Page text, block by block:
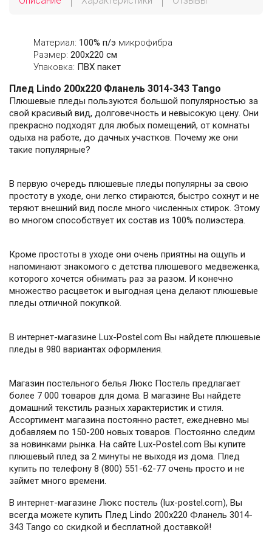
Материал: 100% п/э микрофибра
Размер: 200х220 см
Упаковка: ПВХ пакет
Плед Lindo 200х220 Фланель 3014-343 Tango
Плюшевые пледы пользуются большой популярностью за
свой красивый вид, долговечность и невысокую цену. Они
прекрасно подходят для любых помещений, от комнаты
одыха на работе, до дачных участков. Почему же они
такие популярные?
В первую очередь плюшевые пледы популярны за свою
простоту в уходе, они легко стираются, быстро сохнут и не
теряют внешний вид после много численных стирок. Этому
во многом способствует их состав из 100% полиэстера.
Кроме простоты в уходе они очень приятны на ощупь и
напоминают знакомого с детства плюшевого медвеженка,
которого хочется обнимать раз за разом. И конечно
множество расцветок и выгодная цена делают плюшевые
пледы отличной покупкой.
В интернет-магазине Lux-Postel.com Вы найдете плюшевые
пледы в 980 вариантах оформления.
Магазин постельного белья Люкс Постель предлагает
более 7 000 товаров для дома. В магазине Вы найдете
домашний текстиль разных характеристик и стиля.
Ассортимент магазина постоянно растет, ежедневно мы
добавляем по 150-200 новых товаров. Постоянно следим
за новинками рынка. На сайте Lux-Postel.com Вы купите
плюшевый плед за 2 минуты не выходя из дома. Плед
купить по телефону 8 (800) 551-62-77 очень просто и не
займет много времени.
В интернет-магазине Люкс постель (lux-postel.com), Вы
всегда можете купить Плед Lindo 200х220 Фланель 3014-
343 Tango со скидкой и бесплатной доставкой!